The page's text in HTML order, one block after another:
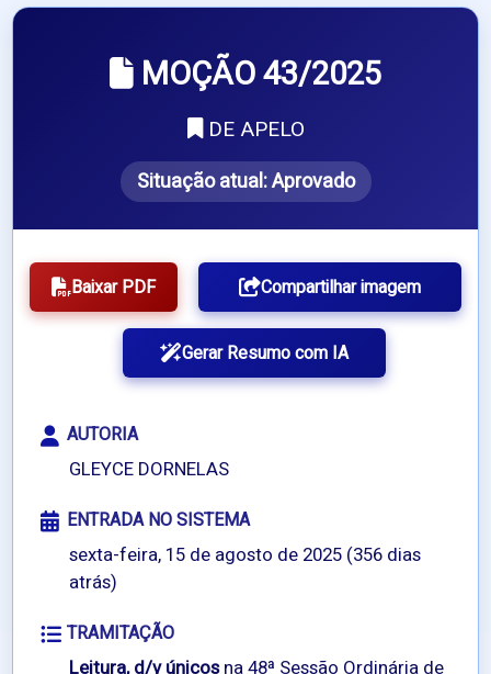
MOÇÃO 43/2025
DE APELO
Situação atual:Aprovado
Baixar PDF Compartilhar imagem
Gerar Resumo com IA
AUTORIA
GLEYCE DORNELAS
ENTRADA NO SISTEMA
sexta-feira, 15 de agosto de 2025 (356 dias
atrás)
TRAMITAÇÃO
Leitura, d/v únicosna48ª Sessão Ordinária de